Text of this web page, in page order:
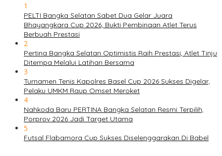
1
PELTI Bangka Selatan Sabet Dua Gelar Juara
Bhayangkara Cup 2026, Bukti Pembinaan Atlet Terus
Berbuah Prestasi
2
Pertina Bangka Selatan Optimistis Raih Prestasi, Atlet Tinju
Ditempa Melalui Latihan Bersama
3
Turnamen Tenis Kapolres Basel Cup 2026 Sukses Digelar,
Pelaku UMKM Raup Omset Meroket
4
Nahkoda Baru PERTINA Bangka Selatan Resmi Terpilih,
Porprov 2026 Jadi Target Utama
5
Futsal Flabamora Cup Sukses Diselenggarakan Di Babel